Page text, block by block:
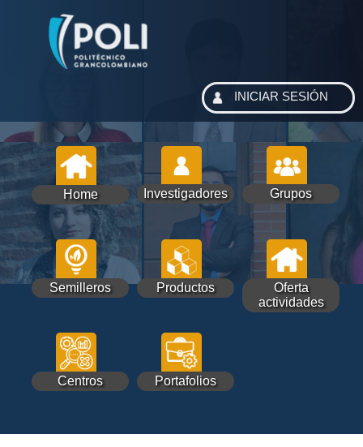
Home Investigadores Grupos
Semilleros Productos
Oferta
actividades
Centros Portafolios
INICIAR SESIÓN